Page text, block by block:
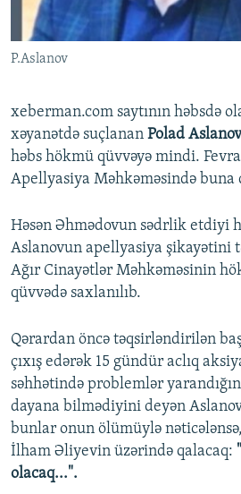
AZADLIQRADIOSU MOBIL TELEFONUNUZDA
BIZIMLƏ ƏLAQƏ
RFE/RL-in bütün saytları
P.Aslanov
xeberman.com saytının həbsdə
xəyanətdə suçlanan Polad Aslanov
həbs hökmü qüvvəyə mindi.
Apellyasiya Məhkəməsində buna
Həsən Əhmədovun sədrlik etdiyi
Aslanovun apellyasiya şikayətini
Ağır Cinayətlər Məhkəməsinin
qüvvədə saxlanılıb.
Qərardan öncə təqsirləndirilən
çıxış edərək 15 gündür aclıq
səhhətində problemlər
dayana bilmədiyini deyən
bunlar onun ölümüylə
İlham Əliyevin üzərində qalacaq:
olacaq...".